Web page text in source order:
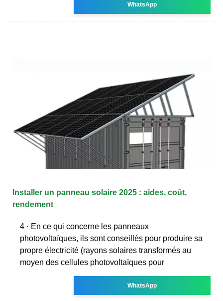
WhatsApp
Installer un panneau solaire 2025 : aides, coût,
rendement
4 · En ce qui concerne les panneaux
photovoltaïques, ils sont conseillés pour produire sa
propre électricité (rayons solaires transformés au
moyen des cellules photovoltaïques pour
WhatsApp